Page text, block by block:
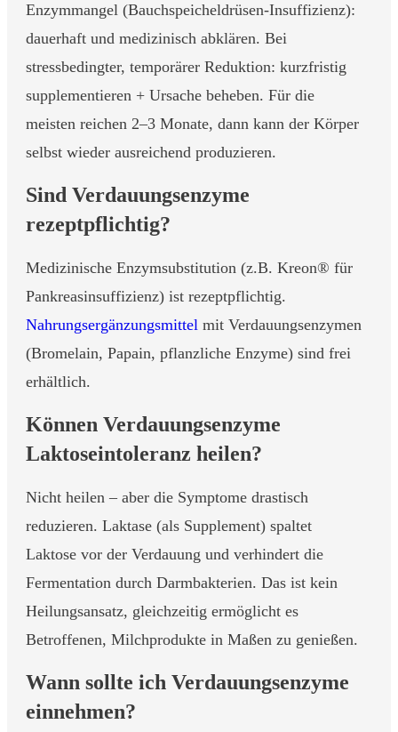
Enzymmangel (Bauchspeicheldrüsen-Insuffizienz):
dauerhaft und medizinisch abklären. Bei
stressbedingter, temporärer Reduktion: kurzfristig
supplementieren + Ursache beheben. Für die
meisten reichen 2–3 Monate, dann kann der Körper
selbst wieder ausreichend produzieren.
Sind Verdauungsenzyme
rezeptpflichtig?
Medizinische Enzymsubstitution (z.B. Kreon® für
Pankreasinsuffizienz) ist rezeptpflichtig.
Nahrungsergänzungsmittel mit Verdauungsenzymen
(Bromelain, Papain, pflanzliche Enzyme) sind frei
erhältlich.
Können Verdauungsenzyme
Laktoseintoleranz heilen?
Nicht heilen – aber die Symptome drastisch
reduzieren. Laktase (als Supplement) spaltet
Laktose vor der Verdauung und verhindert die
Fermentation durch Darmbakterien. Das ist kein
Heilungsansatz, gleichzeitig ermöglicht es
Betroffenen, Milchprodukte in Maßen zu genießen.
Wann sollte ich Verdauungsenzyme
einnehmen?